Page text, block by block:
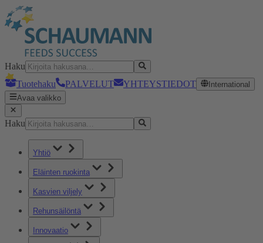
Haku
Tuotehaku
PALVELUT YHTEYSTIEDOT
International
Avaa valikko
Haku
Yhtiö
Eläinten ruokinta
Kasvien viljely
Rehunsäilöntä
Innovaatio